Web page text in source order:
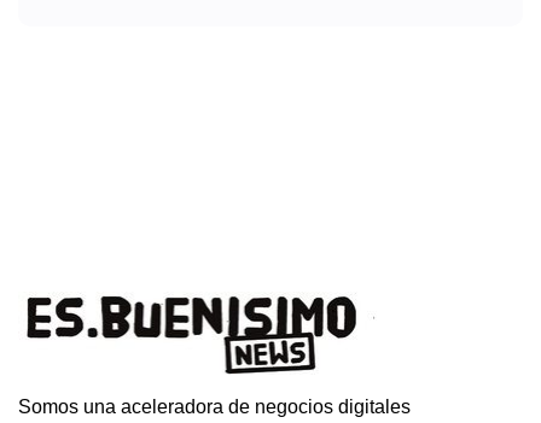
Somos una aceleradora de negocios digitales